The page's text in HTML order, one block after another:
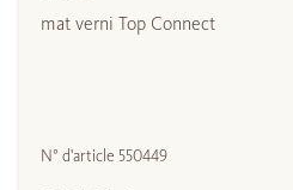
mat verni Top Connect
N° d'article 550449